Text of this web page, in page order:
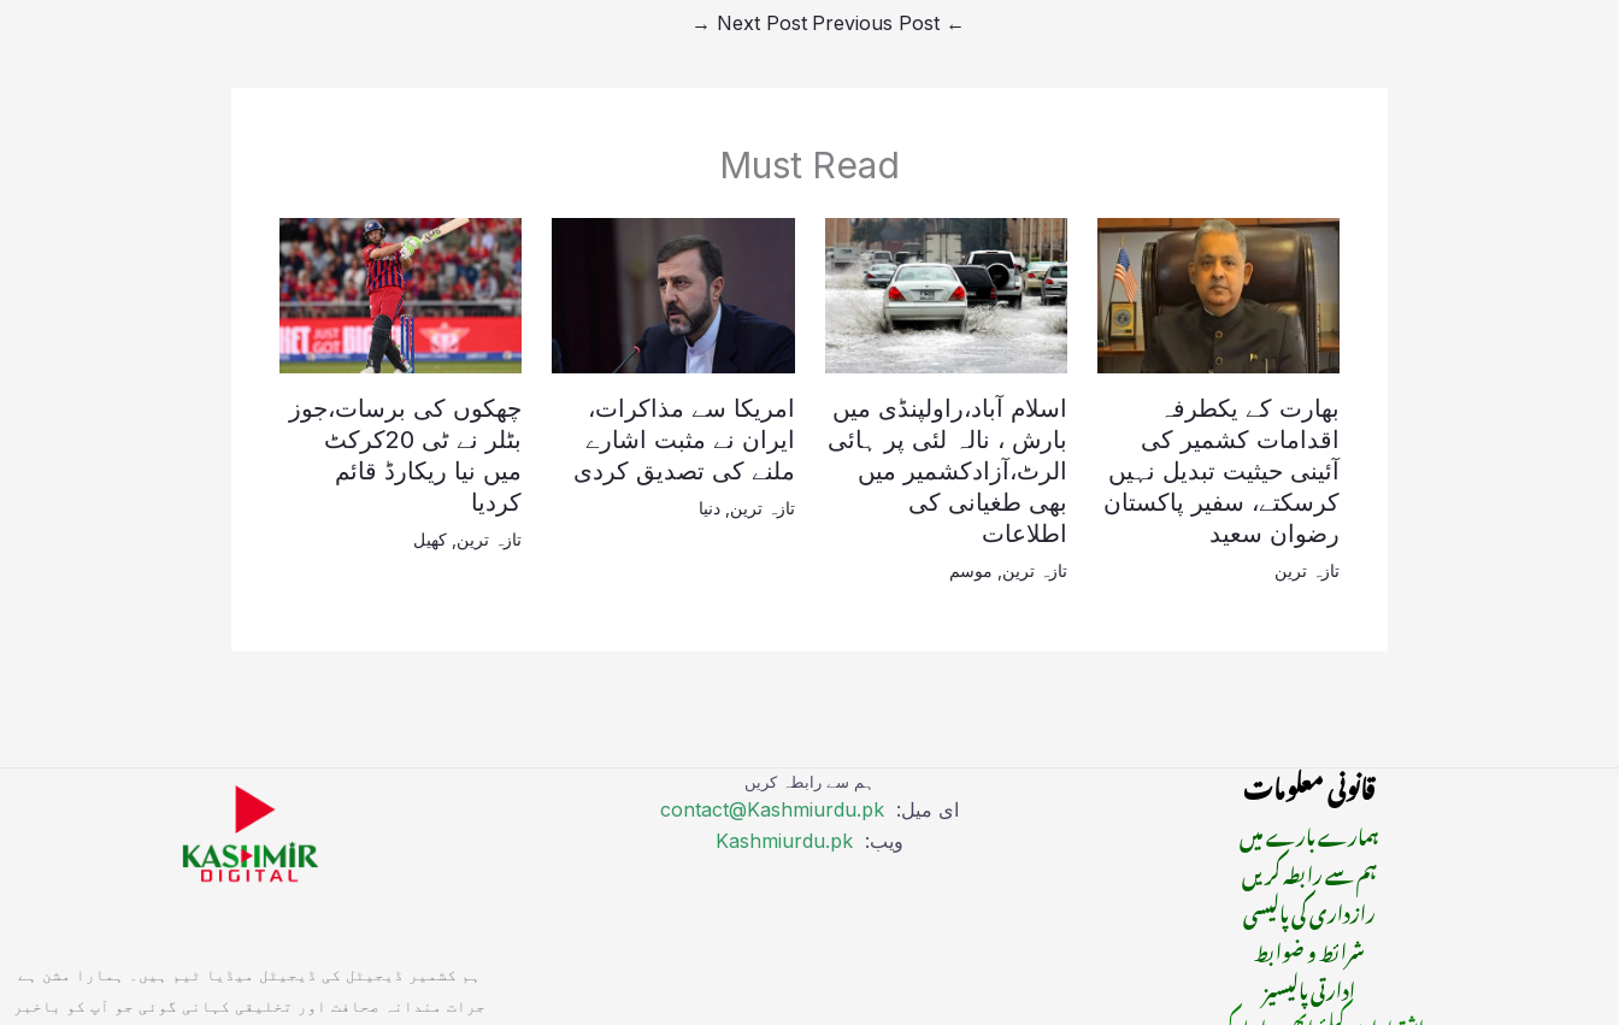
←
Next Post
→
Must Read
بھارت کے یکطرفہ
اقدامات کشمیر کی
آئینی حیثیت تبدیل نہیں
کرسکتے، سفیر پاکستان
رضوان سعید
تازہ ترین
اسلام آباد،راولپنڈی میں
بارش ، نالہ لئی پر ہائی
الرٹ،آزادکشمیر میں
بھی طغیانی کی
اطلاعات
تازہ ترین موسم
امریکا سے مذاکرات،
ایران نے مثبت اشارے
ملنے کی تصدیق کردی
تازہ ترین ,دنیا
چھکوں کی برسات،جوز
بٹلر نے ٹی 20کرکٹ
میں نیا ریکارڈ قائم
کردیا
تازہ ترین کھیل
قانونی معلومات
ہمارے بارے میں
ہم سے رابطہ کریں
رازداری کی پالیسی
شرائط و ضوابط
ادارتی پالیسیز
ہم سے رابطہ کریں
ای میل: contact@Kashmiurdu.pk
ویب: Kashmiurdu.pk
ہم کشمیر ڈیجیٹل کی ڈیجیٹل میڈیا ٹیم ہیں۔ ہمارا مشن ہے
جرات مندانہ صحافت اور تخلیقی کہانی گوئی جو آپ کو باخبر